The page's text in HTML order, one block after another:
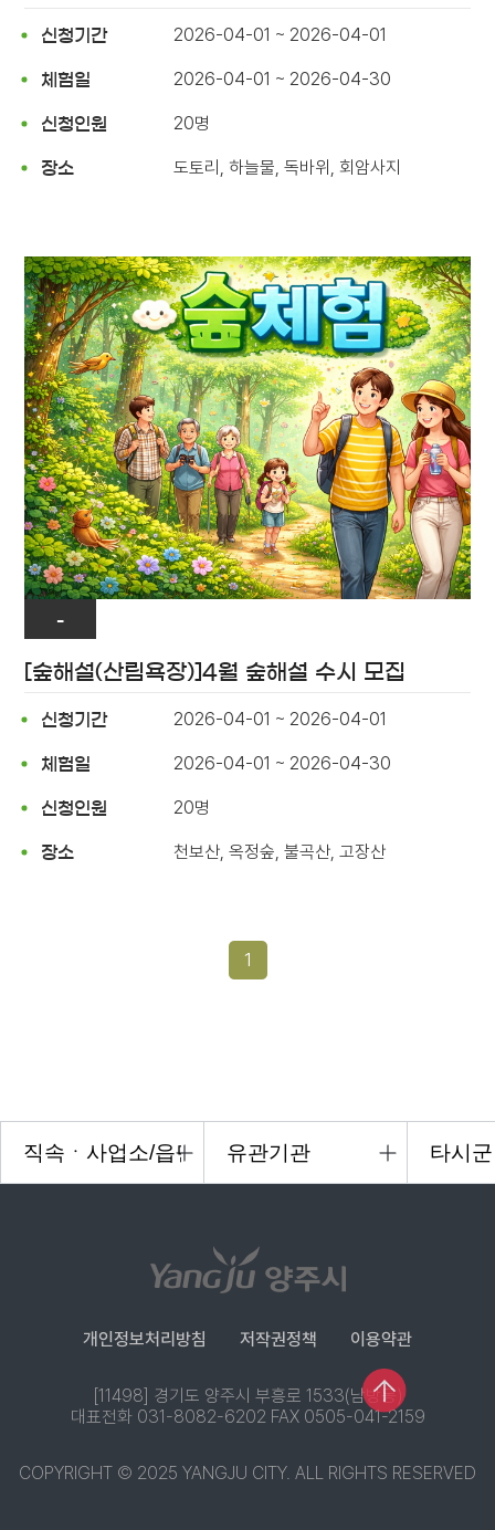
신청기간 2026-04-01 ~ 2026-04-01
체험일 2026-04-01 ~ 2026-04-30
신청인원 20명
장소 도토리, 하늘물, 독바위, 회암사지
-
[숲해설(산림욕장)]4월 숲해설 수시 모집
신청기간 2026-04-01 ~ 2026-04-01
체험일 2026-04-01 ~ 2026-04-30
신청인원 20명
장소 천보산, 옥정숲, 불곡산, 고장산
1
개인정보처리방침 저작권정책 이용약관
[11498] 경기도 양주시 부흥로 1533(남방동)
대표전화 031-8082-6202 FAX 0505-041-2159
COPYRIGHT © 2025 YANGJU CITY. ALL RIGHTS RESERVED